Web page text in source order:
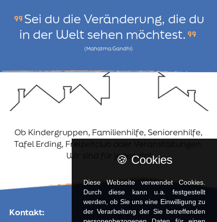
format_quoteSei du die Veränderung, die du
in der Welt sehen möchtest. format_quote
(Mahatma Gandhi)
Ob Kindergruppen, Familienhilfe, Seniorenhilfe,
Tafel Erding, Freizeitclub oder Veranstaltungen.
Wir sind für jeden da!
Kontakt:
🍪 Cookies
Diese Webseite verwendet Cookies.
Durch diese kann u.a. fest­ge­stellt
werden, ob Sie uns eine Einwilligung zu
der Verarbeitung der Sie betreffenden